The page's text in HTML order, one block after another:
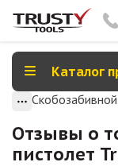
Каталог
Отзывы о
пистолет